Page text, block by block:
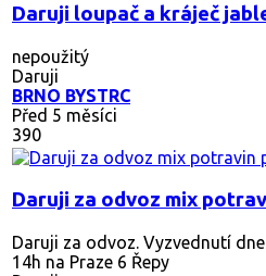
Daruji loupač a kráječ
nepoužitý
Daruji
BRNO BYSTRC
Před 5 měsíci
390
Daruji za odvoz mix
Daruji za odvoz. Vyzvednutí
14h na Praze 6 Řepy